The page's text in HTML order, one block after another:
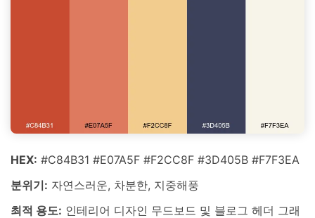
HEX: #C84B31 #E07A5F #F2CC8F #3D405B #F7F3EA
분위기: 자연스러운, 차분한, 지중해풍
최적 용도: 인테리어 디자인 무드보드 및 블로그 헤더 그래